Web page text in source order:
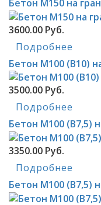
Бетон М150 на
3600.00 Руб.
Подробнее
Бетон М100 (В10)
3500.00 Руб.
Подробнее
Бетон М100 (В7,5)
3350.00 Руб.
Подробнее
Бетон М100 (В7,5)